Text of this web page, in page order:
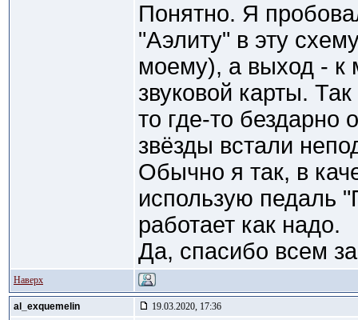
Понятно. Я
"Аэлиту" в эту
моему), а выход - к
звуковой карты.
то где-то бездарно
звёзды встали
Обычно я так, в
использую педаль
работает как надо.
Да, спасибо всем
Наверх
al_exquemelin
19.03.2020, 17:36